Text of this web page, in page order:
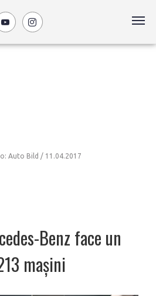
Auto Bild / 11.04.2017
Benz face un
mașini